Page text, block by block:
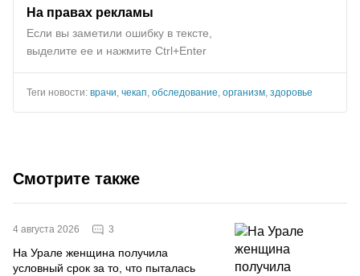
На правах рекламы
Если вы заметили ошибку в тексте,
выделите ее и нажмите Ctrl+Enter
Теги новости: врачи, чекап, обследование, организм, здоровье
Смотрите также
4 августа 2026 3
На Урале женщина получила
условный срок за то, что пыталась